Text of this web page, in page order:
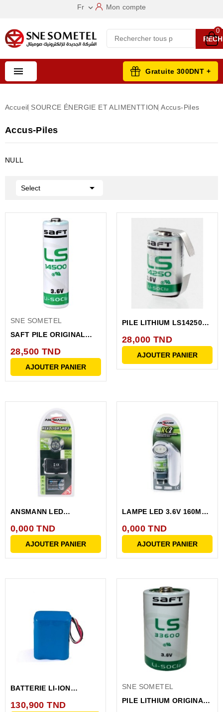
Fr  Mon compte
0
 Gratuite 300DNT +
Accueil SOURCE ÉNERGIE ET ALIMENTTION Accus-Piles
Accus-Piles
NULL
Select 
SNE SOMETEL
SAFT PILE ORIGINAL
28,500 TND
AJOUTER PANIER
PILE LITHIUM LS14250
28,000 TND
AJOUTER PANIER
ANSMANN LED
0,000 TND
AJOUTER PANIER
LAMPE LED 3.6V 160MAH
0,000 TND
AJOUTER PANIER
BATTERIE LI-ION
130,900 TND
SNE SOMETEL
PILE LITHIUM ORIGINAL